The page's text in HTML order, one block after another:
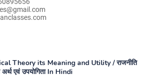
Theory its Meaning and Utility / राजनीति
सिद्धांत अर्थ एवं उपयोगिता In Hindi